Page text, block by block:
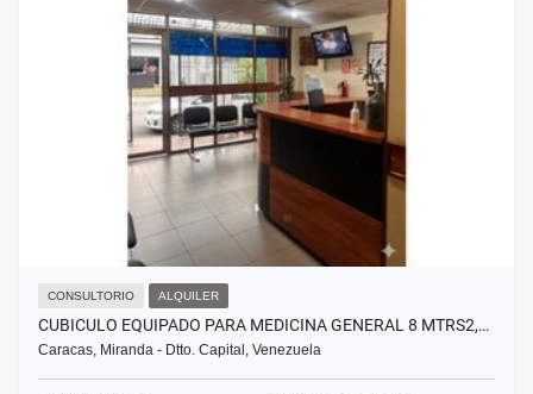
CONSULTORIO ALQUILER
CUBICULO EQUIPADO PARA MEDICINA GENERAL 8 MTRS2,…
Caracas, Miranda - Dtto. Capital, Venezuela